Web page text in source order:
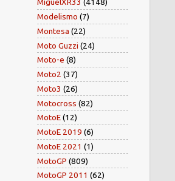
MiguelXR33 (4148)
Modelismo (7)
Montesa (22)
Moto Guzzi (24)
Moto-e (8)
Moto2 (37)
Moto3 (26)
Motocross (82)
MotoE(12)
MotoE 2019 (6)
MotoE 2021 (1)
MotoGP (809)
MotoGP 2011 (62)